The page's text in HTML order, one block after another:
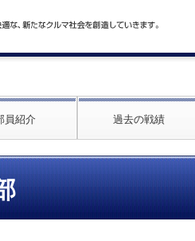
員紹介 過去の戦績